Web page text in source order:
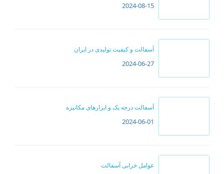
2024-08-15
آسفالت و کیفیت تولیدی در ایران
2024-06-27
آسفالت درجه یک و ابزارهای مکانیزه
2024-06-01
عوامل خرابی آسفالت